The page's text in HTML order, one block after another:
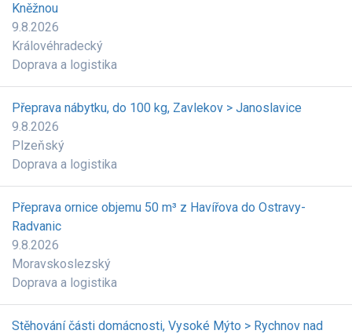
Kněžnou
9.8.2026
Královéhradecký
Doprava a logistika
Přeprava nábytku, do 100 kg, Zavlekov > Janoslavice
9.8.2026
Plzeňský
Doprava a logistika
Přeprava ornice objemu 50 m³ z Havířova do Ostravy-
Radvanic
9.8.2026
Moravskoslezský
Doprava a logistika
Stěhování části domácnosti, Vysoké Mýto > Rychnov nad